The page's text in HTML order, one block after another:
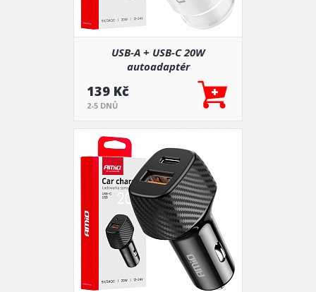
USB-A + USB-C 20W
autoadaptér
139 Kč
2-5 DNŮ